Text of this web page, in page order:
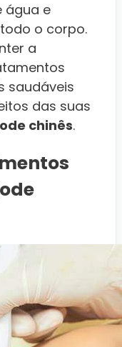
água e
o corpo.
a
saudáveis
das suas
chinês.